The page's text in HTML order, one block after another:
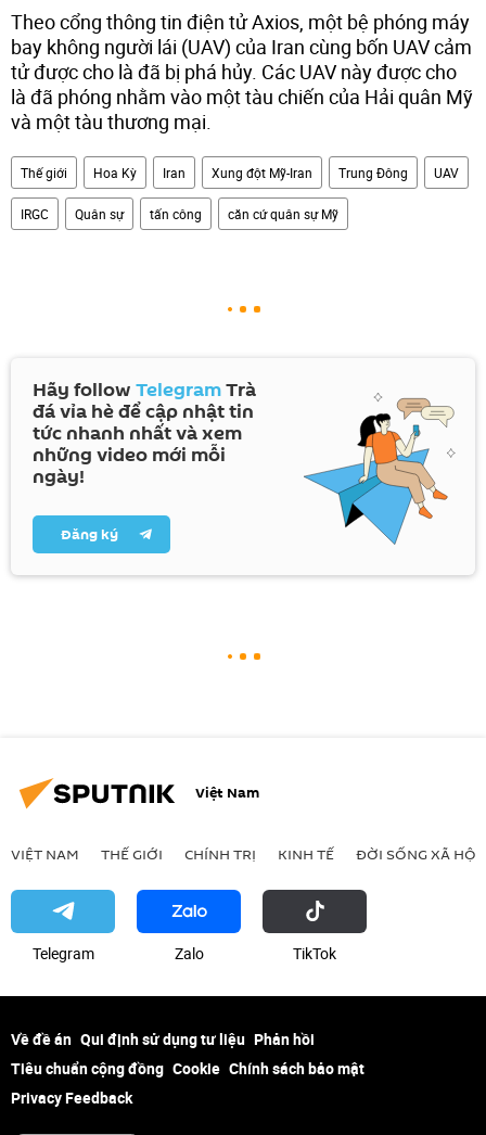
Theo cổng thông tin điện tử Axios, một bệ phóng máy
bay không người lái (UAV) của Iran cùng bốn UAV cảm
tử được cho là đã bị phá hủy. Các UAV này được cho
là đã phóng nhằm vào một tàu chiến của Hải quân Mỹ
và một tàu thương mại.
Thế giới Hoa Kỳ Iran Xung đột Mỹ-Iran Trung Đông UAV
IRGC Quân sự tấn công căn cứ quân sự Mỹ
Hãy follow TelegramTrà
đá vỉa hè để cập nhật tin
tức nhanh nhất và xem
những video mới mỗi
ngày!
Đăng ký
Việt Nam
VIỆT NAM THẾ GIỚI CHÍNH TRỊ KINH TẾ ĐỜI SỐNG XÃ HỘI
Telegram Zalo ТikТоk
Về đề án Qui định sử dụng tư liệu Phản hồi
Tiêu chuẩn cộng đồng Cookie Chính sách bảo mật
Privacy Feedback